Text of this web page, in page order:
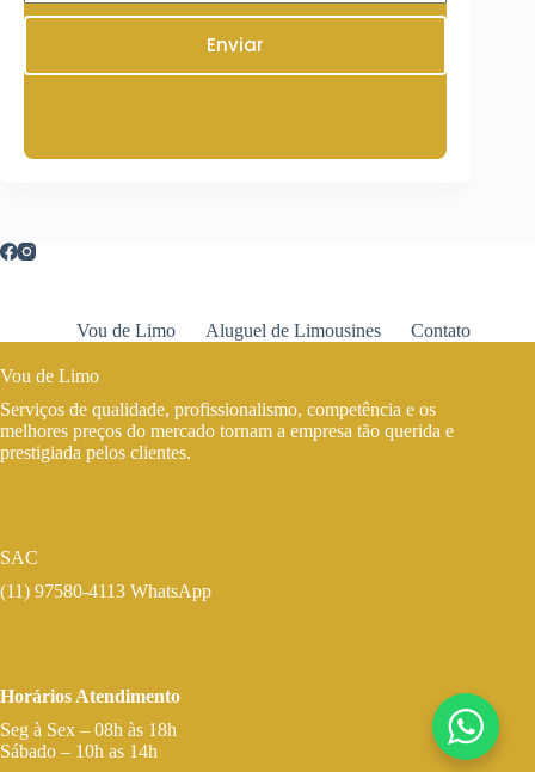
Enviar
Vou de Limo Aluguel de Limousines Contato
Vou de Limo
Serviços de qualidade, profissionalismo, competência e os
melhores preços do mercado tornam a empresa tão querida e
prestigiada pelos clientes.
SAC
(11) 97580-4113 WhatsApp
Horários Atendimento
Seg à Sex – 08h às 18h
Sábado – 10h as 14h